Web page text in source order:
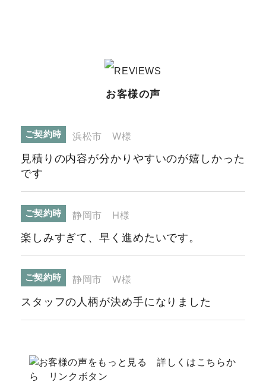
お客様の声
ご契約時 浜松市 W様
見積りの内容が分かりやすいのが嬉しかった
です
ご契約時 静岡市 H様
楽しみすぎて、早く進めたいです。
ご契約時 静岡市 W様
スタッフの人柄が決め手になりました